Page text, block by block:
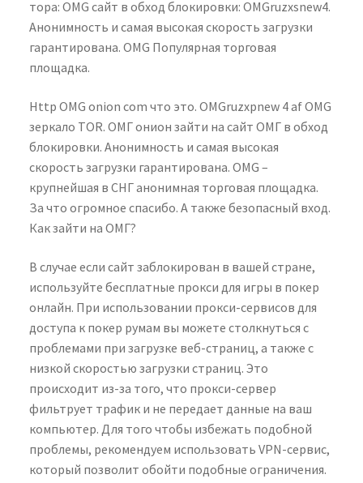
тора: OMG сайт в обход блокировки: OMGruzxsnew4.
Анонимность и самая высокая скорость загрузки
гарантирована. OMG Популярная торговая
площадка.
Http OMG onion com что это. OMGruzxpnew 4 af OMG
зеркало TOR. ОМГ онион зайти на сайт ОМГ в обход
блокировки. Анонимность и самая высокая
скорость загрузки гарантирована. OMG –
крупнейшая в СНГ анонимная торговая площадка.
За что огромное спасибо. А также безопасный вход.
Как зайти на ОМГ?
В случае если сайт заблокирован в вашей стране,
используйте бесплатные прокси для игры в покер
онлайн. При использовании прокси-сервисов для
доступа к покер румам вы можете столкнуться с
проблемами при загрузке веб-страниц, а также с
низкой скоростью загрузки страниц. Это
происходит из-за того, что прокси-сервер
фильтрует трафик и не передает данные на ваш
компьютер. Для того чтобы избежать подобной
проблемы, рекомендуем использовать VPN-сервис,
который позволит обойти подобные ограничения.